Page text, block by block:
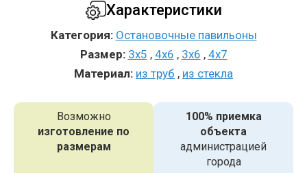
Характеристики
Категория: Остановочные павильоны
Размер: 3x5 , 4x6 , 3x6 , 4x7
Материал: из труб , из стекла
Возможно
изготовление по
размерам
100% приемка
объекта
администрацией
города